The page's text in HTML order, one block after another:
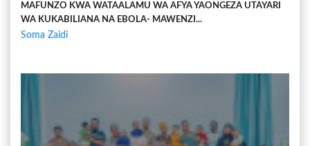
MAFUNZO KWA WATAALAMU WA AFYA YAONGEZA UTAYARI
WA KUKABILIANA NA EBOLA- MAWENZI...
Soma Zaidi